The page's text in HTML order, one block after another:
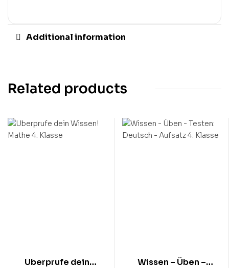
Additional information
Related products
Uberprufe dein
Wissen – Üben –